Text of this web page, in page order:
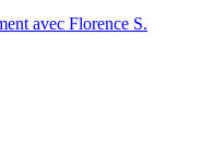
avec Florence S.